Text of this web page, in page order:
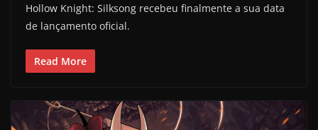
Hollow Knight: Silksong recebeu finalmente a sua data
de lançamento oficial.
Read More